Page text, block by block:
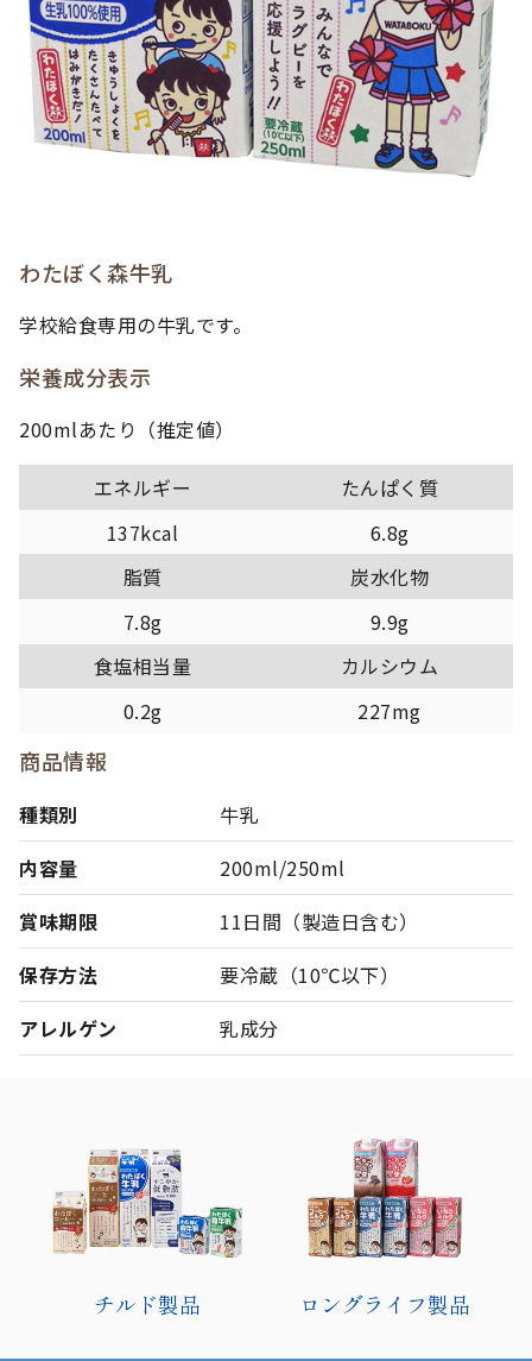
わたぼく森牛乳
学校給食専用の牛乳です。
栄養成分表示
200mlあたり（推定値）
エネルギー
137kcal
たんぱく質
6.8g
脂質
7.8g
炭水化物
9.9g
食塩相当量
0.2g
カルシウム
227mg
商品情報
種類別
牛乳
内容量
200ml/250ml
賞味期限
11日間（製造日含む）
保存方法
要冷蔵（10℃以下）
アレルゲン
乳成分
チルド製品 ロングライフ製品